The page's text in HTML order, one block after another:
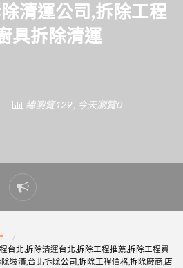
清運公司,拆除工程
具拆除清運
總瀏覽129 , 今天瀏覽0
Report
problem
台北,拆除清運台北,拆除工程推薦,拆除工程費
裝潢,台北拆除公司,拆除工程價格,拆除廠商,店